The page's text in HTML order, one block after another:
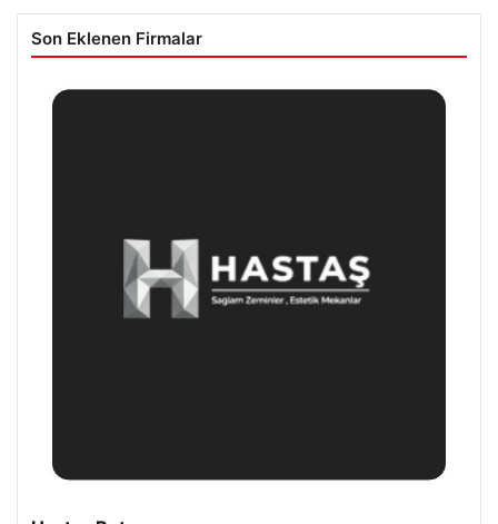
Son Eklenen Firmalar